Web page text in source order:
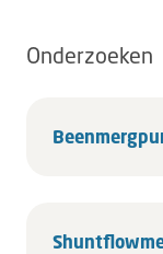
Onderzoeken